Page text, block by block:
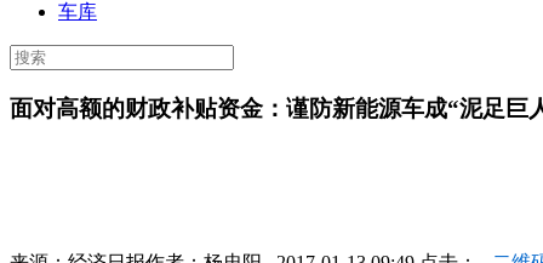
车库
面对高额的财政补贴资金：谨防新能源车成“泥足巨